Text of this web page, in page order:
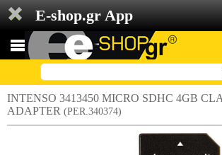
E-shop.gr App
INTENSO 3413450 MICRO SDHC 4GB
ADAPTER (PER.340374)